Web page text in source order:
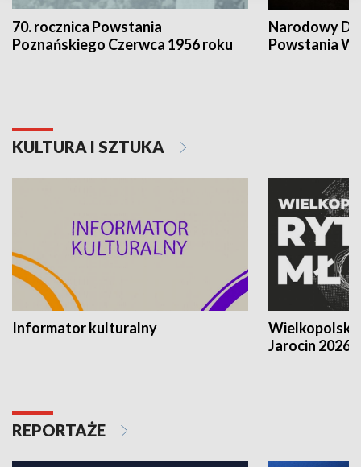
70. rocznica Powstania
Poznańskiego Czerwca 1956 roku
Narodowy
Powstania
KULTURA I SZTUKA
Informator kulturalny
Jarocin 2026
REPORTAŻE